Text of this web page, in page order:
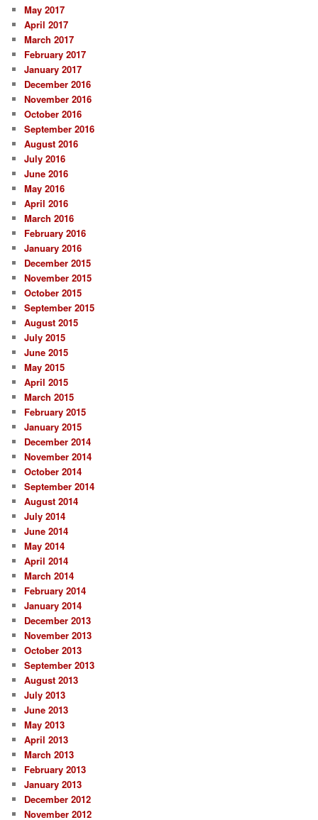
May 2017
April 2017
March 2017
February 2017
January 2017
December 2016
November 2016
October 2016
September 2016
August 2016
July 2016
June 2016
May 2016
April 2016
March 2016
February 2016
January 2016
December 2015
November 2015
October 2015
September 2015
August 2015
July 2015
June 2015
May 2015
April 2015
March 2015
February 2015
January 2015
December 2014
November 2014
October 2014
September 2014
August 2014
July 2014
June 2014
May 2014
April 2014
March 2014
February 2014
January 2014
December 2013
November 2013
October 2013
September 2013
August 2013
July 2013
June 2013
May 2013
April 2013
March 2013
February 2013
January 2013
December 2012
November 2012